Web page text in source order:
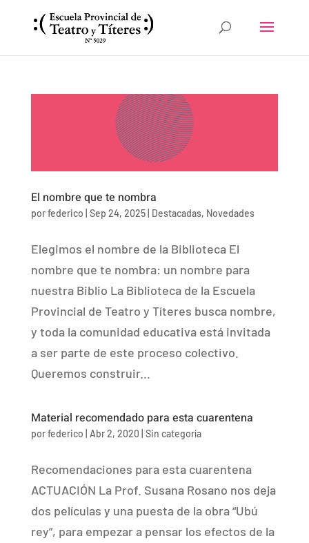
El nombre que te nombra
porfederico Sep 24, 2025| Destacadas, Novedades
Elegimos el nombre de la Biblioteca El
nombre que te nombra: un nombre para
nuestra Biblio La Biblioteca de la Escuela
Provincial de Teatro y Títeres busca nombre,
y toda la comunidad educativa está invitada
a ser parte de este proceso colectivo.
Queremos construir...
Material recomendado para esta cuarentena
porfederico Abr 2, 2020 Sin categoría
Recomendaciones para esta cuarentena
ACTUACIÓN La Prof. Susana Rosano nos deja
dos películas y una puesta de la obra “Ubú
rey”, para empezar a pensar los efectos de la